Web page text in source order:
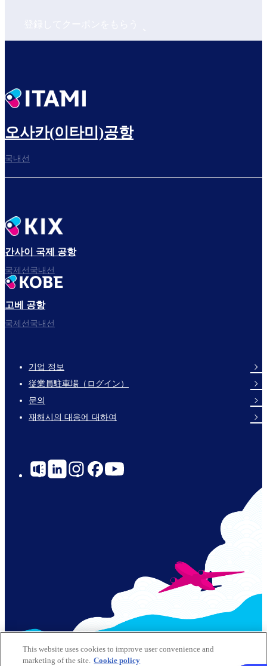
오사카(이타미)공항
국내선
간사이 국제 공항
국제선국내선
고베 공항
국제선국내선
Footer
Links
기업 정보
従業員駐車場（ログイン）
문의
재해시의 대응에 대하여
Social
© 2026 Kansai Airports All Rights Reserved
This website uses cookies to improve user convenience and
marketing of the site. Cookie policy